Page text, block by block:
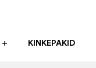
KINKEPAKID